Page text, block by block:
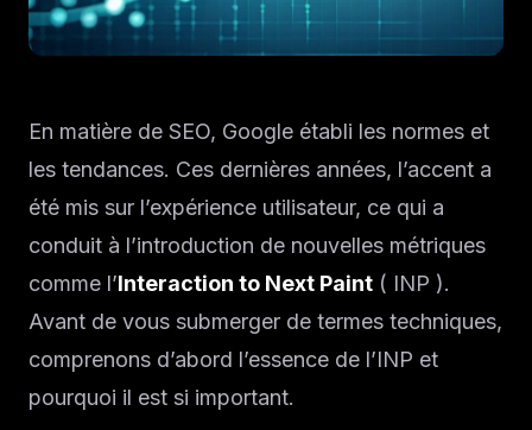
En matière de SEO, Google établi les normes et
les tendances. Ces dernières années, l’accent a
été mis sur l’expérience utilisateur, ce qui a
conduit à l’introduction de nouvelles métriques
comme l’Interaction to Next Paint ( INP ).
Avant de vous submerger de termes techniques,
comprenons d’abord l’essence de l’INP et
pourquoi il est si important.